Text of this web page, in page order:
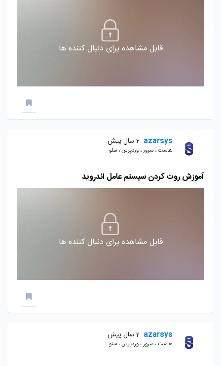
قابل مشاهده برای دنبال کننده ها
azarsys 2 سال پیش
هاست ، سرور ، وردپرس ، سئو
آموزش روت کردن سیستم عامل اندروید
قابل مشاهده برای دنبال کننده ها
azarsys 2 سال پیش
هاست ، سرور ، وردپرس ، سئو